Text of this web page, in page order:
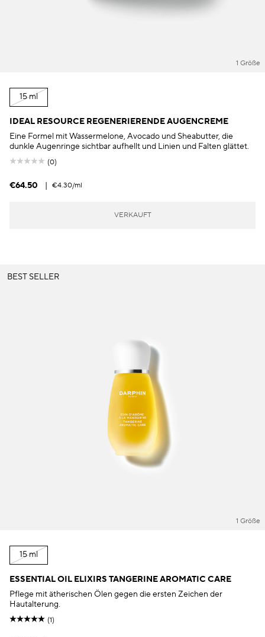
1 Größe
15 ml
IDEAL RESOURCE REGENERIERENDE AUGENCREME
Eine Formel mit Wassermelone, Avocado und Sheabutter, die
dunkle Augenringe sichtbar aufhellt und Linien und Falten glättet.
(0)
€64.50 | €4.30/ml
VERKAUFT
BEST SELLER
1 Größe
15 ml
ESSENTIAL OIL ELIXIRS TANGERINE AROMATIC CARE
Pflege mit ätherischen Ölen gegen die ersten Zeichen der
Hautalterung.
(1)